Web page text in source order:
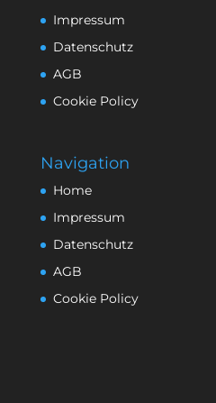
Impressum
Datenschutz
AGB
Cookie Policy
Navigation
Home
Impressum
Datenschutz
AGB
Cookie Policy